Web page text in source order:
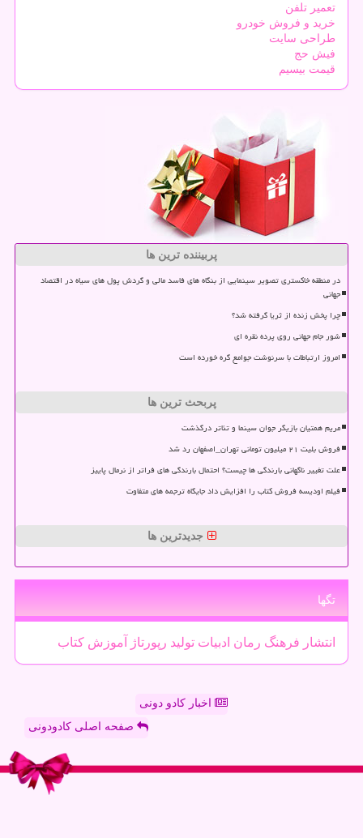
تعمیر تلفن
خرید و فروش خودرو
طراحی سایت
فیش حج
قیمت بیسیم
پربیننده ترین ها
در منطقه خاکستری تصویر سینمایی از بنگاه های فاسد مالی و گردش پول های سیاه در اقتصاد
جهانی
چرا پخش زنده از ثریا گرفته شد؟
شور جام جهانی روی پرده نقره ای
امروز ارتباطات با سرنوشت جوامع گره خورده است
پربحث ترین ها
مریم همتیان بازیگر جوان سینما و تئاتر درگذشت
فروش بلیت ۲۱ میلیون تومانی تهران_اصفهان رد شد
علت تغییر ناگهانی بارندگی ها چیست؟ احتمال بارندگی های فراتر از نرمال پاییز
فیلم اودیسه فروش کتاب را افزایش داد جایگاه ترجمه های متفاوت
جدیدترین ها
تگها
انتشار فرهنگ رمان ادبیات تولید رپورتاژ آموزش كتاب
اخبار کادو دونی
صفحه اصلی کادودونی